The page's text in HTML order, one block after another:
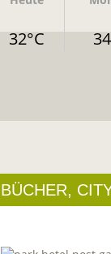
32°C
BÜCHER,